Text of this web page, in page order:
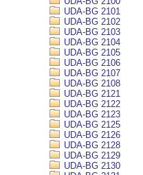
UDA-BG 2101
UDA-BG 2102
UDA-BG 2103
UDA-BG 2104
UDA-BG 2105
UDA-BG 2106
UDA-BG 2107
UDA-BG 2108
UDA-BG 2121
UDA-BG 2122
UDA-BG 2123
UDA-BG 2125
UDA-BG 2126
UDA-BG 2128
UDA-BG 2129
UDA-BG 2130